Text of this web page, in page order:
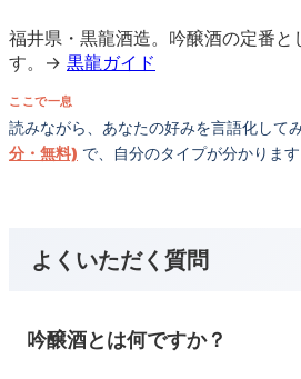
福井県・黒龍酒造。吟醸酒の定番と
す。→ 黒龍ガイド
ここで一息
読みながら、あなたの好みを言語化して
分・無料) で、自分のタイプが分かります
よくいただく質問
吟醸酒とは何ですか？